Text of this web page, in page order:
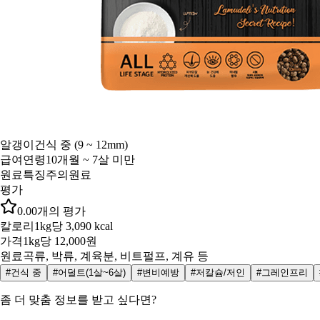
알갱이 건식 중 (9 ~ 12mm)
급여연령10개월 ~ 7살 미만
원료특징주의원료
평가
0.00개의 평가
칼로리 1kg당 3,090 kcal
가격1kg당 12,000원
원료곡류, 박류, 계육분, 비트펄프, 계유 등
#건식 중 #어덜트(1살~6살) #변비예방 #저칼슘/저인 #그레인프리
좀 더 맞춤 정보를 받고 싶다면?